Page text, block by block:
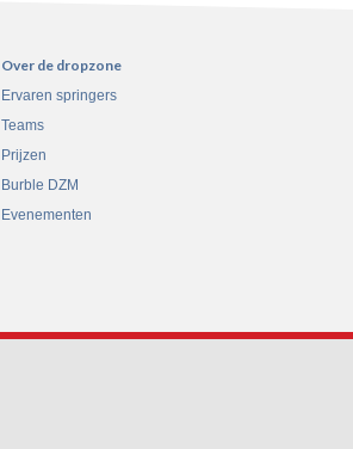
Over de dropzone
Ervaren springers
Teams
Prijzen
Burble DZM
Evenementen